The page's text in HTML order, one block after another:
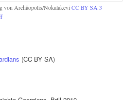
von Archäopolis/NokalakeviCC BY SA 3
(CC BY SA)